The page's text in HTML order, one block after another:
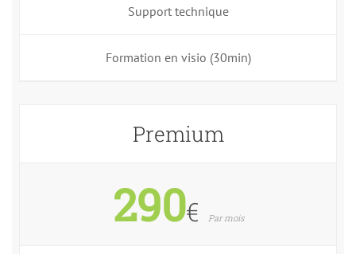
Support technique
Formation en visio (30min)
Premium
290€ Par mois